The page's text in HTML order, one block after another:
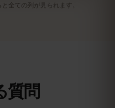
全ての列が見られます。
質問